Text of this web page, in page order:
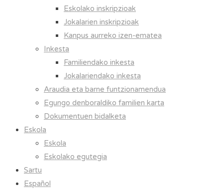
Eskolako inskripzioak
Jokalarien inskripzioak
Kanpus aurreko izen-ematea
Inkesta
Familiendako inkesta
Jokalariendako inkesta
Araudia eta barne funtzionamendua
Egungo denboraldiko familien karta
Dokumentuen bidalketa
Eskola
Eskola
Eskolako egutegia
Sartu
Español